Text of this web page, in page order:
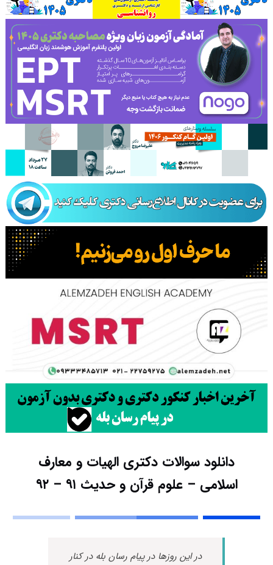
دانلود سوالات دکتری الهیات و معارف
اسلامی – علوم قرآن و حدیث ۹۱ – ۹۲
در این روزها در پیام رسان بله در کنار